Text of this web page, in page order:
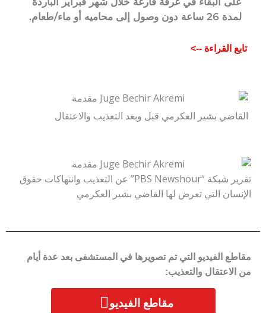
لمدة 26 ساعة دون وصول إلى محاميه أو ماء/طعام.
تابع القراءة -->
القاضي بشير العكرمي قبل وبعد التعذيب والاعتقال
تقرير شبكة “PBS Newshour” عن التعذيب وانتهاكات حقوق
الإنسان التي تعرض لها القاضي بشير العكرمي
مقاطع الفيديو التي تم تصويرها في المستشفى بعد عدة أيام
من الاعتقال والتعذيب:
مقاطع الفيديو